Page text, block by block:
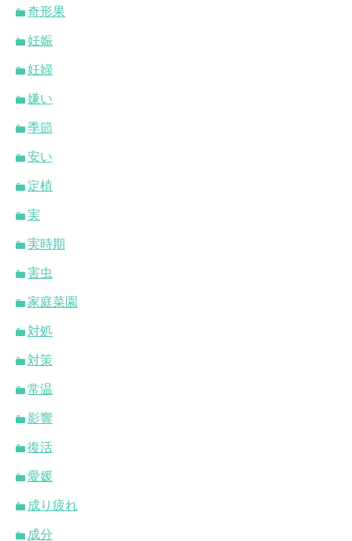
奇形果
妊娠
妊婦
嫌い
季節
安い
定植
実
実時期
害虫
家庭菜園
対処
対策
常温
影響
復活
愛媛
成り疲れ
成分